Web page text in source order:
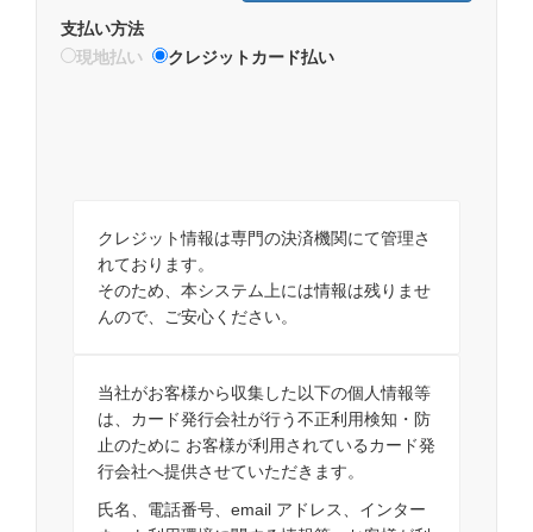
支払い方法
現地払い
クレジットカード払い
クレジット情報は専門の決済機関にて管理さ
れております。
そのため、本システム上には情報は残りませ
んので、ご安心ください。
当社がお客様から収集した以下の個人情報等
は、カード発行会社が行う不正利用検知・防
止のために お客様が利用されているカード発
行会社へ提供させていただきます。
氏名、電話番号、email アドレス、インター